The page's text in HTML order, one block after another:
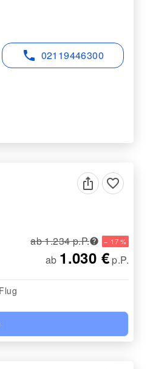
phone 02119446300
favorite_border
ab 1.234 p.P. − 17 %
ab 1.030 € p.P.
Flug